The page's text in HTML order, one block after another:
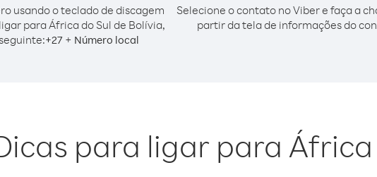
usando o teclado de discagem
para África do Sul de Bolívia,
+27+ Número local
Selecione o contato no Viber e faça a
partir da tela de informações do
para ligar para